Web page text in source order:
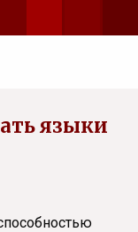
языки